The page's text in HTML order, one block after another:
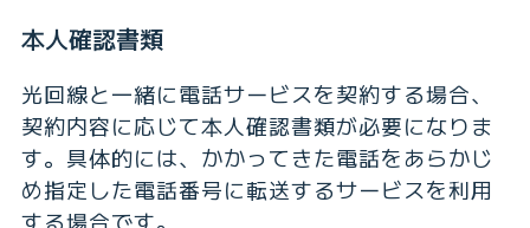
本人確認書類
光回線と一緒に電話サービスを契約する場合、
契約内容に応じて本人確認書類が必要になりま
す。具体的には、かかってきた電話をあらかじ
め指定した電話番号に転送するサービスを利用
する場合です。